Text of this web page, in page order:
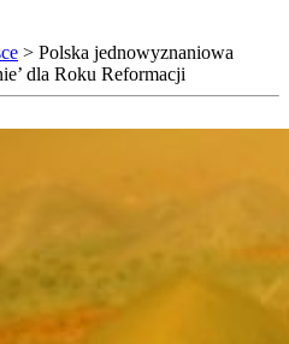
> Polska jednowyznaniowa
dla Roku Reformacji